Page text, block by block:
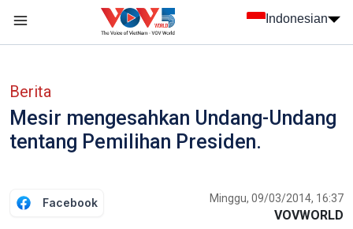
Indonesian
Berita
Mesir mengesahkan Undang-Undang
tentang Pemilihan Presiden.
Facebook Minggu, 09/03/2014, 16:37
VOVWORLD